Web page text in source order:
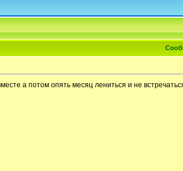
а потом опять месяц лениться и не